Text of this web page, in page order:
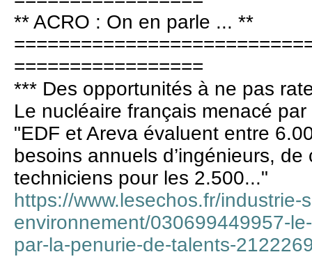
** ACRO : On en parle ... **
=================
*** Des opportunités à ne pas
Le nucléaire français menacé
"EDF et Areva évaluent entre
besoins annuels d’ingénieurs,
techniciens pour les 2.500..."
https://www.lesechos.fr/industrie-
environnement/030699449957-
par-la-penurie-de-talents-